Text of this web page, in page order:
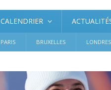
CALENDRIER
PARIS BRUXELLES LONDRES